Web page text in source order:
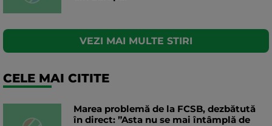
VEZI MAI MULTE STIRI
CELE MAI CITITE
Marea problemă de la FCSB, dezbătută
în direct: ”Asta nu se mai întâmplă de